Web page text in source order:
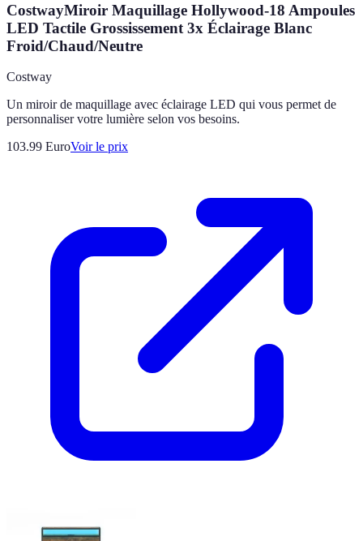
CostwayMiroir Maquillage Hollywood-18 Ampoules
LED Tactile Grossissement 3x Éclairage Blanc
Froid/Chaud/Neutre
Costway
Un miroir de maquillage avec éclairage LED qui vous permet de
personnaliser votre lumière selon vos besoins.
103.99 EuroVoir le prix